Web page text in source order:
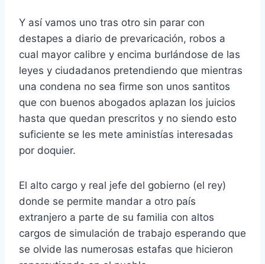
Y así vamos uno tras otro sin parar con
destapes a diario de prevaricación, robos a
cual mayor calibre y encima burlándose de las
leyes y ciudadanos pretendiendo que mientras
una condena no sea firme son unos santitos
que con buenos abogados aplazan los juicios
hasta que quedan prescritos y no siendo esto
suficiente se les mete aministías interesadas
por doquier.
El alto cargo y real jefe del gobierno (el rey)
donde se permite mandar a otro país
extranjero a parte de su familia con altos
cargos de simulación de trabajo esperando que
se olvide las numerosas estafas que hicieron